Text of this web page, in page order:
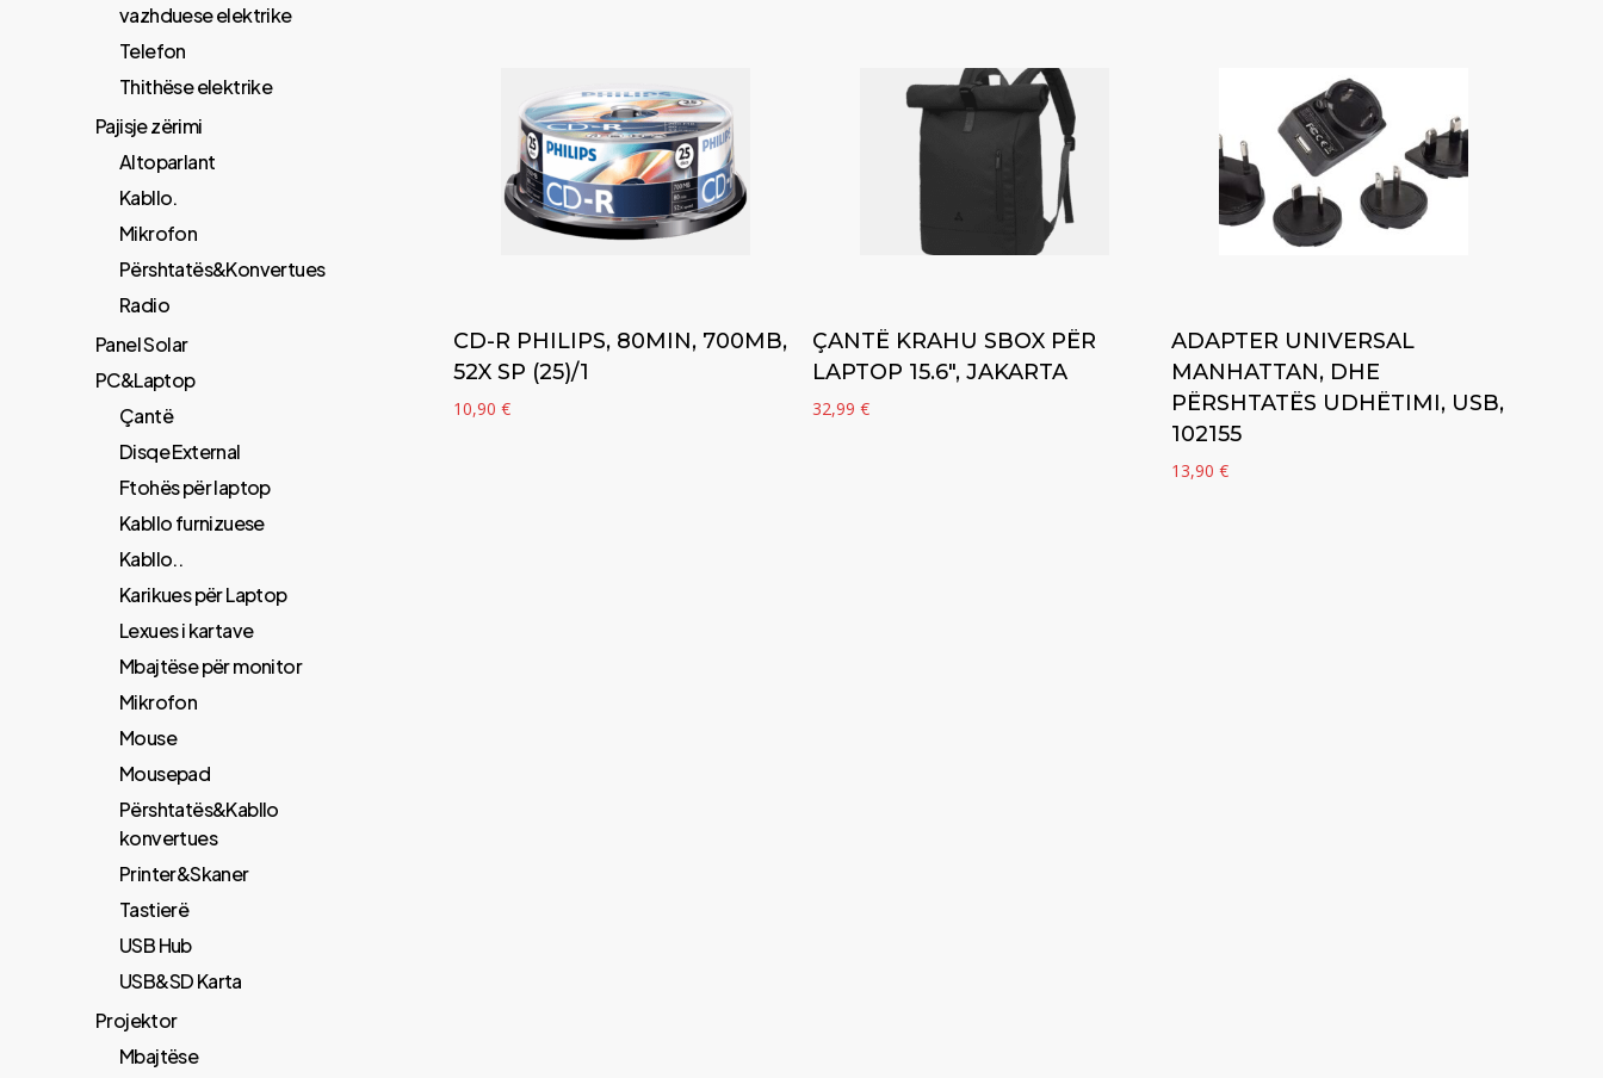
vazhduese elektrike
Telefon
Thithëse elektrike
Pajisje zërimi
Altoparlant
Kabllo.
Mikrofon
Përshtatës&Konvertues
Radio
Panel Solar
PC&Laptop
Çantë
Disqe External
Ftohës për laptop
Kabllo furnizuese
Kabllo..
Karikues për Laptop
Lexues i kartave
Mbajtëse për monitor
Mikrofon
Mouse
Mousepad
Përshtatës&Kabllo
konvertues
Printer&Skaner
Tastierë
USB Hub
USB&SD Karta
Projektor
Mbajtëse
Add to cart
CD-R PHILIPS, 80MIN, 700MB,
52X SP (25)/1
10,90 €
Add to cart
ÇANTË KRAHU SBOX PËR
LAPTOP 15.6″, JAKARTA
32,99 €
Add to cart
ADAPTER UNIVERSAL
MANHATTAN, DHE
PËRSHTATËS UDHËTIMI, USB,
102155
13,90€